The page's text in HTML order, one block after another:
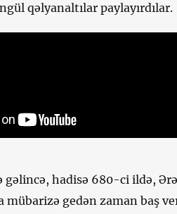
qəlyanaltılar paylayırdılar.
gəlincə, hadisə 680-ci ildə,
mübarizə gedən zaman baş